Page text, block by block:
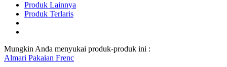
Produk Lainnya
Produk Terlaris
Mungkin Anda menyukai produk-produk ini :
Almari Pakaian Frenc